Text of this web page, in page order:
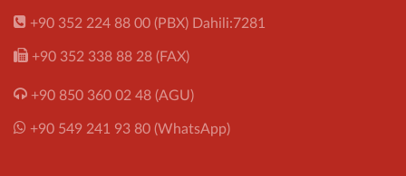
+90 352 224 88 00 (PBX) Dahili:7281
+90 352 338 88 28 (FAX)
+90 850 360 02 48 (AGU)
+90 549 241 93 80 (WhatsApp)